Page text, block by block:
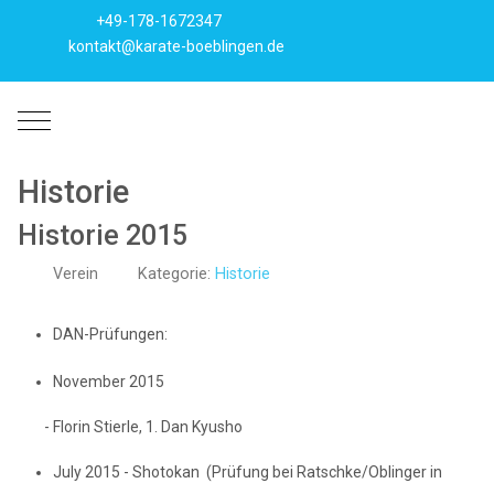
+49-178-1672347
kontakt@karate-boeblingen.de
Mobile Menu Toggle
Historie
Historie 2015
Verein Kategorie:Historie
DAN-Prüfungen:
November 2015
- Florin Stierle, 1. Dan Kyusho
July 2015 - Shotokan (Prüfung bei Ratschke/Oblinger in